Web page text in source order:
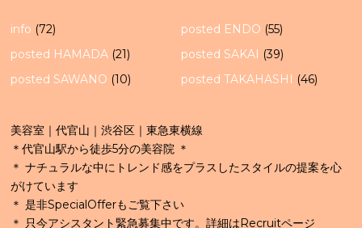
info (72) posted ENDO (55)
posted HAMADA (21) posted SAKAI
(39)
posted SAWANO (10) posted TAKAHASHI (46)
美容室｜代官山｜渋谷区｜東急東横線
＊代官山駅から徒歩5分の美容院 ＊
＊ ナチュラルな中にトレンド感をプラスしたスタイルの提案を心
がけています
＊ 是非SpecialOfferもご覧下さい
＊ 只今アシスタント緊急募集中です。詳細はRecruitページ